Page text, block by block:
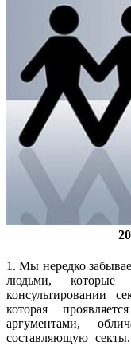
1. Мы нередко
людьми,
консультировании
которая
аргументами,
составляющую